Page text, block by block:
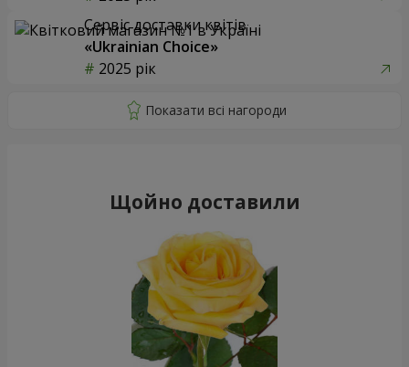
Сервіс доставки квітів
«Ukrainian Choice»
2025 рік
Щойно доставили